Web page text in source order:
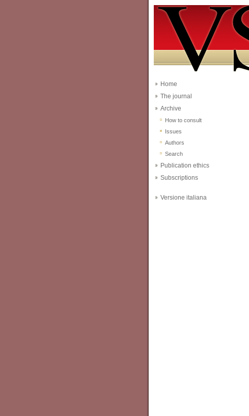
Home
The journal
Archive
How to consult
Issues
Authors
Search
Publication ethics
Subscriptions
Versione italiana